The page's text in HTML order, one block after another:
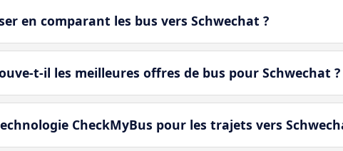
en comparant les bus vers Schwechat ?
t-il les meilleures offres de bus pour Schwechat ?
CheckMyBus pour les trajets vers